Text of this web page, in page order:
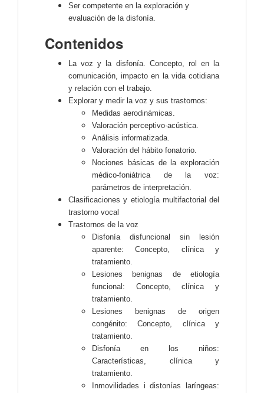
Ser competente en la exploración y
evaluación de la disfonía.
Contenidos
La voz y la disfonía. Concepto, rol en la
comunicación, impacto en la vida cotidiana
y relación con el trabajo.
Explorar y medir la voz y sus trastornos:
Medidas aerodinámicas.
Valoración perceptivo-acústica.
Análisis informatizada.
Valoración del hábito fonatorio.
Nociones básicas de la exploración
médico-foniátrica de la voz:
parámetros de interpretación.
Clasificaciones y etiología multifactorial del
trastorno vocal
Trastornos de la voz
Disfonía disfuncional sin lesión
aparente: Concepto, clínica y
tratamiento.
Lesiones benignas de etiología
funcional: Concepto, clínica y
tratamiento.
Lesiones benignas de origen
congénito: Concepto, clínica y
tratamiento.
Disfonía en los niños:
Características, clínica y
tratamiento.
Inmovilidades i distonías laríngeas: